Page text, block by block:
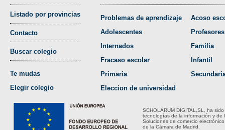
Listado por provincias
Contacto
Buscar colegio
Te mudas
Elegir colegio
Problemas de aprendizaje
Adolescentes
Internados
Fracaso escolar
Primaria
Eleccion de universidad
Acoso
Profesores
Familia
Infantil
SCHOLARUM DIGITAL,SL, ha
tecnologías de la información y de
Soluciones de comercio
de la Cámara de Madrid.